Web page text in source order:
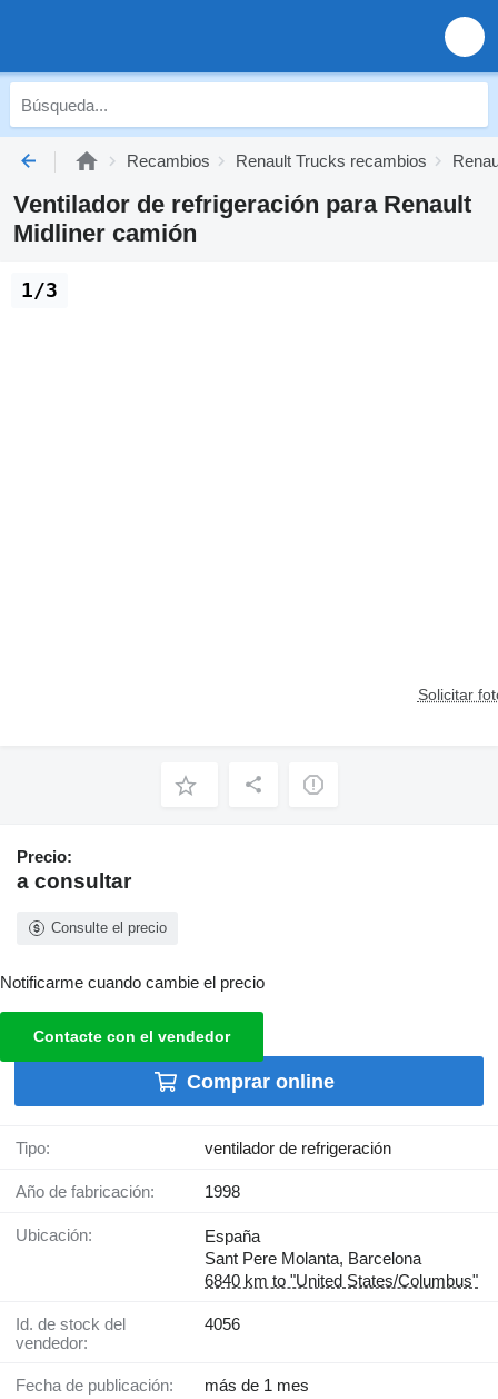
Recambios Renault Trucks recambios
Ventilador de refrigeración para Renault
Midliner camión
Solicitar
1/3
Precio:
a consultar
Consulte el precio
Notificarme cuando cambie el precio
Contacte con el vendedor
Comprar online
Tipo: ventilador de refrigeración
Año de fabricación: 1998
Ubicación:
España
Sant Pere Molanta, Barcelona
6840 km to "United States/Columbus"
Id. de stock del
vendedor:
4056
Fecha de publicación: más de 1 mes